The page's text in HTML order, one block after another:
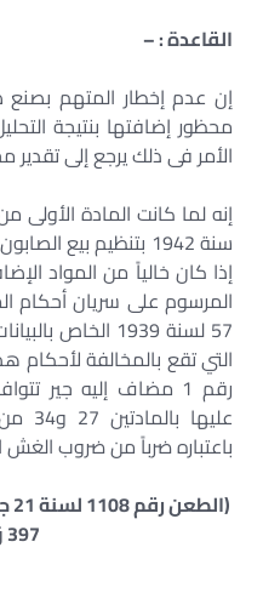
القاعدة : –
محظور إضافتها بنتيجة
الأمر فى ذلك يرجع إلى
57 لسنة 1939
التي تقع بالمخالفة لأحكام
رقم 1 مضاف إليه جير
باعتباره ضرباً من ضروب الغش
397 ق 151)